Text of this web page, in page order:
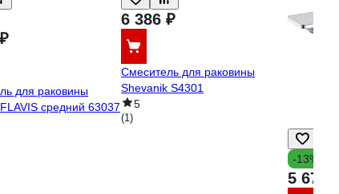
для раковины
средний 63037
6 386 ₽
Смеситель для раковины
Shevanik S4301
5
(1)
-13%
5 679